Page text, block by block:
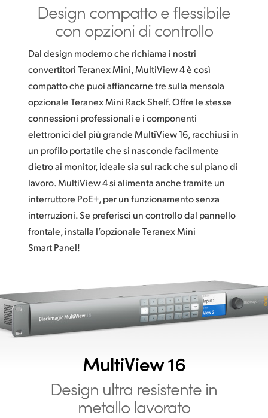
Design compatto e flessibile
con opzioni di controllo
Dal design moderno che richiama i nostri
convertitori Teranex Mini, MultiView 4 è così
compatto che puoi affiancarne tre sulla mensola
opzionale Teranex Mini Rack Shelf. Offre le stesse
connessioni professionali e i componenti
elettronici del più grande MultiView 16, racchiusi in
un profilo portatile che si nasconde facilmente
dietro ai monitor, ideale sia sul rack che sul piano di
lavoro. MultiView 4 si alimenta anche tramite un
interruttore PoE+, per un funzionamento senza
interruzioni. Se preferisci un controllo dal pannello
frontale, installa l’opzionale Teranex Mini
Smart Panel!
MultiView 16
Design ultra resistente in
metallo lavorato